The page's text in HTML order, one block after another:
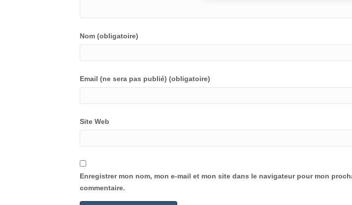
Nom (obligatoire)
Email (ne sera pas publié) (obligatoire)
Site Web
Enregistrer mon nom, mon e-mail et mon site dans le navigateur pour mon
commentaire.